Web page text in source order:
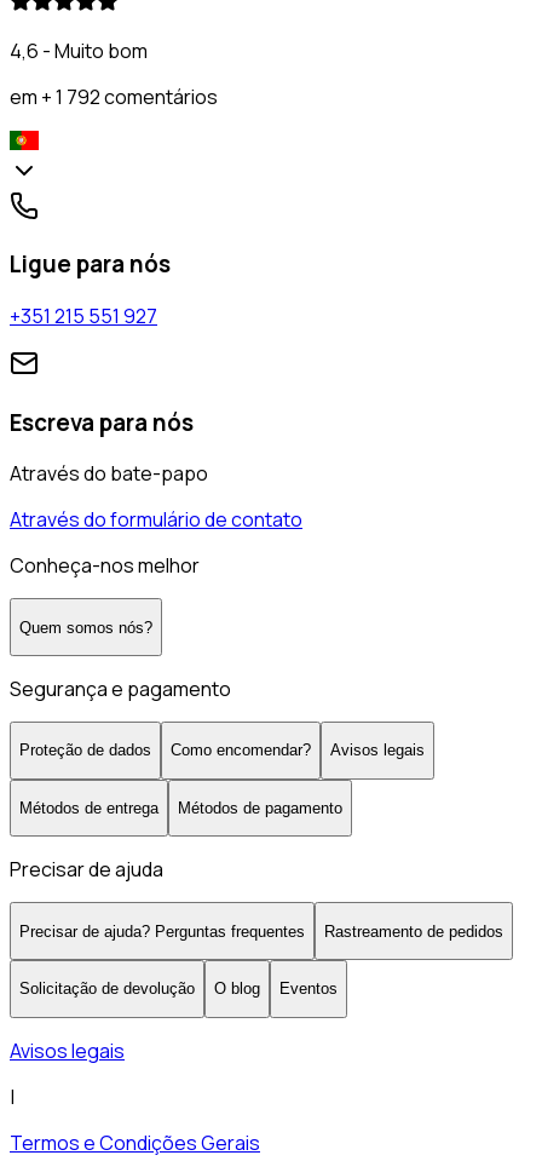
4,6 - Muito bom
em + 1 792 comentários
Ligue para nós
+351 215 551 927
Escreva para nós
Através do bate-papo
Através do formulário de contato
Conheça-nos melhor
Quem somos nós?
Segurança e pagamento
Proteção de dados Como encomendar? Avisos legais
Métodos de entrega Métodos de pagamento
Precisar de ajuda
Precisar de ajuda? Perguntas frequentes Rastreamento de pedidos
Solicitação de devolução O blog Eventos
Avisos legais
|
Termos e Condições Gerais